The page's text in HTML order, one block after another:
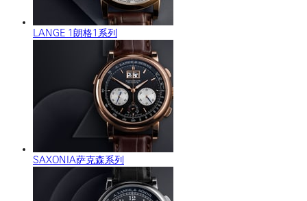
LANGE 1朗格1系列
SAXONIA萨克森系列